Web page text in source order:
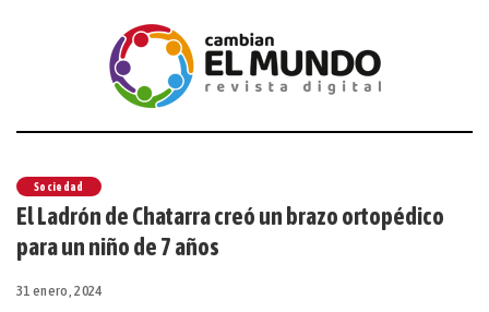
Sociedad
El Ladrón de Chatarra creó un brazo ortopédico
para un niño de 7 años
31 enero, 2024